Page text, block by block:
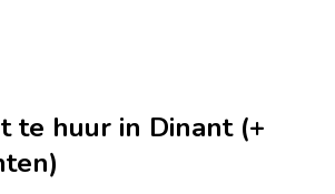
te huur in Dinant (+